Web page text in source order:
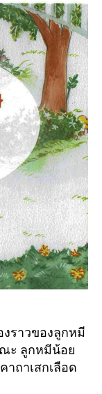
งราวของลูกหมี
ะ ลูกหมีน้อย
ถาเสกเลือด